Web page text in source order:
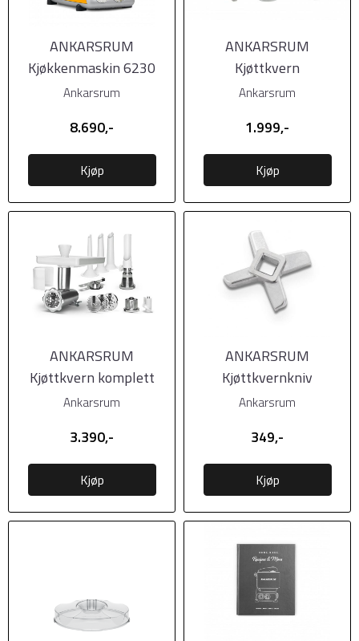
ANKARSRUM
Kjøkkenmaskin 6230
Sunbeam Yellow
Ankarsrum
8.690,-
Kjøp
ANKARSRUM
Kjøttkvern
Ankarsrum
1.999,-
Kjøp
ANKARSRUM
Kjøttkvern komplett
Ankarsrum
3.390,-
Kjøp
ANKARSRUM
Kjøttkvernkniv
Ankarsrum
349,-
Kjøp